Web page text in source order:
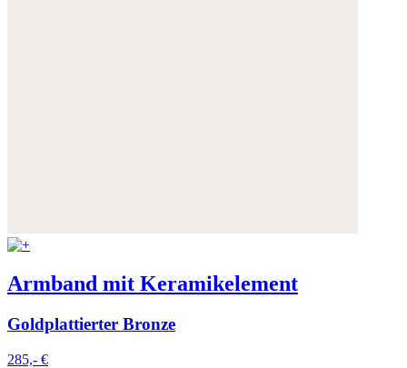
Armband mit Keramikelement
Goldplattierter Bronze
285,- €